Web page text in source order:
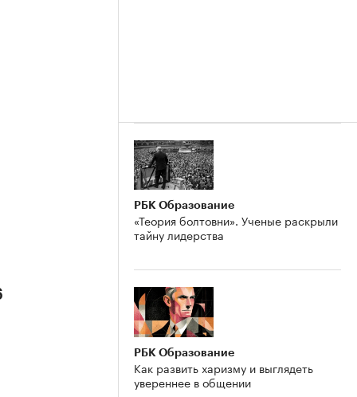
РБК Образование
«Теория болтовни». Ученые раскрыли
тайну лидерства
РБК Образование
Как развить харизму и выглядеть
увереннее в общении